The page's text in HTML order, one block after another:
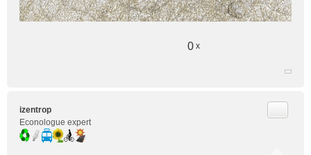
0 x
izentrop
Econologue expert